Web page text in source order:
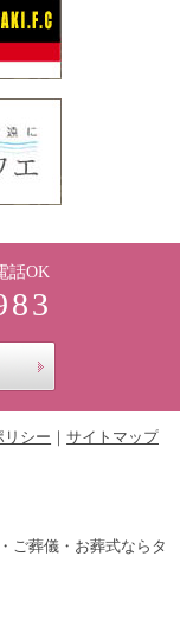
話OK
リシー サイトマップ
ご葬儀・お葬式ならタ